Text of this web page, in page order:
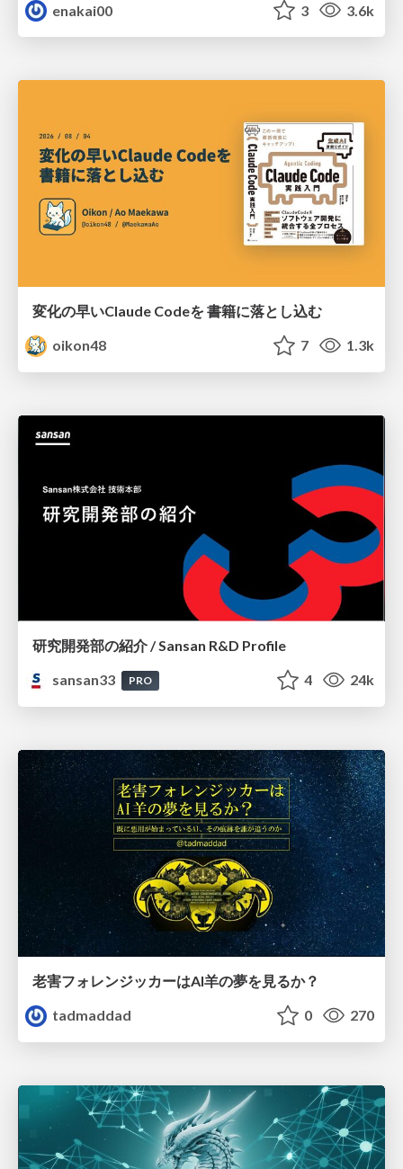
enakai00
3 3.6k
変化の早いClaude Codeを 書籍に落とし込む
oikon48
7 1.3k
研究開発部の紹介 / Sansan R&D Profile
sansan33
PRO 4 24k
老害フォレンジッカーはAI羊の夢を見るか？
tadmaddad
0 270